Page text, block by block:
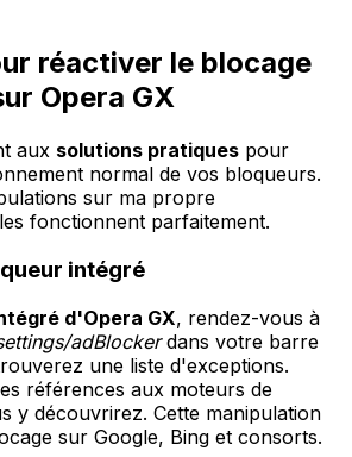
réactiver le blocage
Opera GX
aux solutions pratiques pour
normal de vos bloqueurs.
sur ma propre
fonctionnent parfaitement.
intégré
d'Opera GX, rendez-vous à
adBlockerdans votre barre
une liste d'exceptions.
références aux moteurs de
y découvrirez. Cette manipulation
sur Google, Bing et consorts.